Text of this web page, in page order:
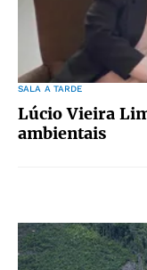
SALA A TARDE
Lúcio Vieira
ambientais